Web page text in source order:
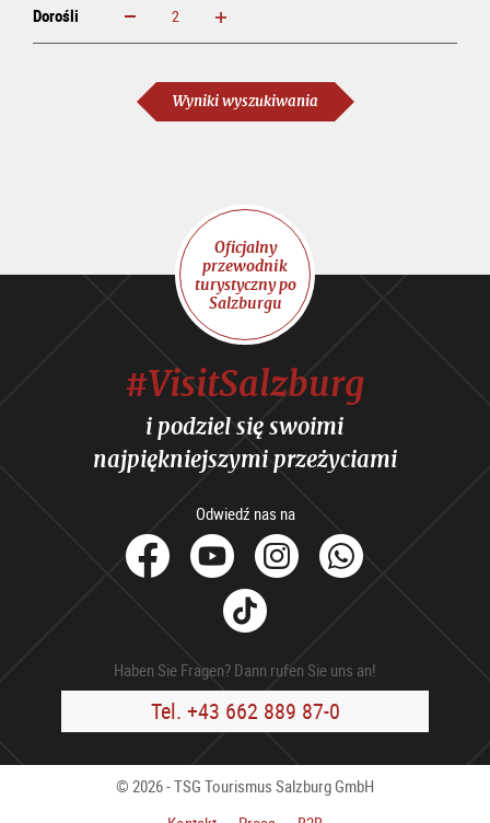
Dorośli powiększ zmniejsz
Wyniki wyszukiwania
Oficjalny
przewodnik
turystyczny po
Salzburgu
#VisitSalzburg
i podziel się swoimi
najpiękniejszymi przeżyciami
Odwiedź nas na
facebook
YoutubeInstagram
Tik
Tok
Haben Sie Fragen? Dann rufen Sie uns an!
Tel. +43 662 889 87-0
© 2026 - TSG Tourismus Salzburg GmbH